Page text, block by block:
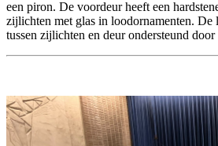
een piron. De voordeur heeft een
zijlichten met glas in loodornamenten. De
tussen zijlichten en deur ondersteund door